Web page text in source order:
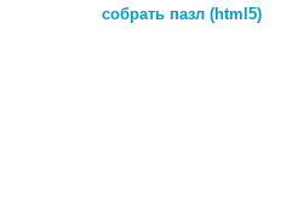
собрать пазл (html5)